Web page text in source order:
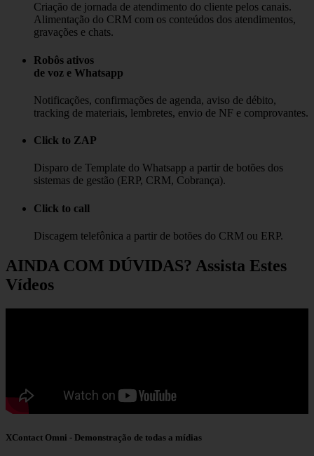
Criação de jornada de atendimento do cliente pelos canais.
Alimentação do CRM com os conteúdos dos atendimentos,
gravações e chats.
Robôs ativos
de voz e Whatsapp
Notificações, confirmações de agenda, aviso de débito,
tracking de materiais, lembretes, envio de NF e comprovantes.
Click to ZAP
Disparo de Template do Whatsapp a partir de botões dos
sistemas de gestão (ERP, CRM, Cobrança).
Click to call
Discagem telefônica a partir de botões do CRM ou ERP.
AINDA COM DÚVIDAS? Assista Estes
Vídeos
XContact Omni - Demonstração de todas a mídias